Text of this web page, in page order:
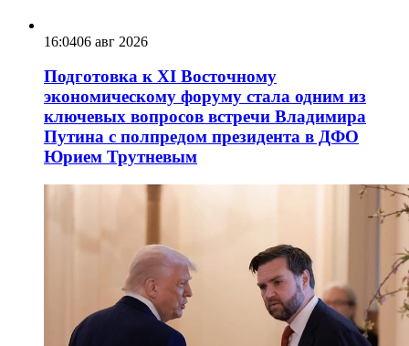
16:0406 авг 2026
Подготовка к XI Восточному
экономическому форуму стала одним из
ключевых вопросов встречи Владимира
Путина с полпредом президента в ДФО
Юрием Трутневым